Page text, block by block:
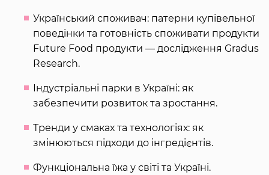
Український споживач: патерни купівельної
поведінки та готовність споживати продукти
Future Food продукти — дослідження Gradus
Research.
Індустріальні парки в Україні: як
забезпечити розвиток та зростання.
Тренди у смаках та технологіях: як
змінюються підходи до інгредієнтів.
Функціональна їжа у світі та Україні.